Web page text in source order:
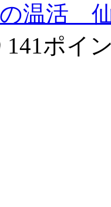
温活
141ポイ